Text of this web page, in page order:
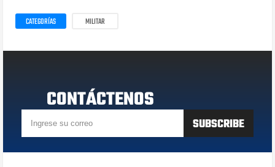
CATEGORÍAS MILITAR
CONTÁCTENOS